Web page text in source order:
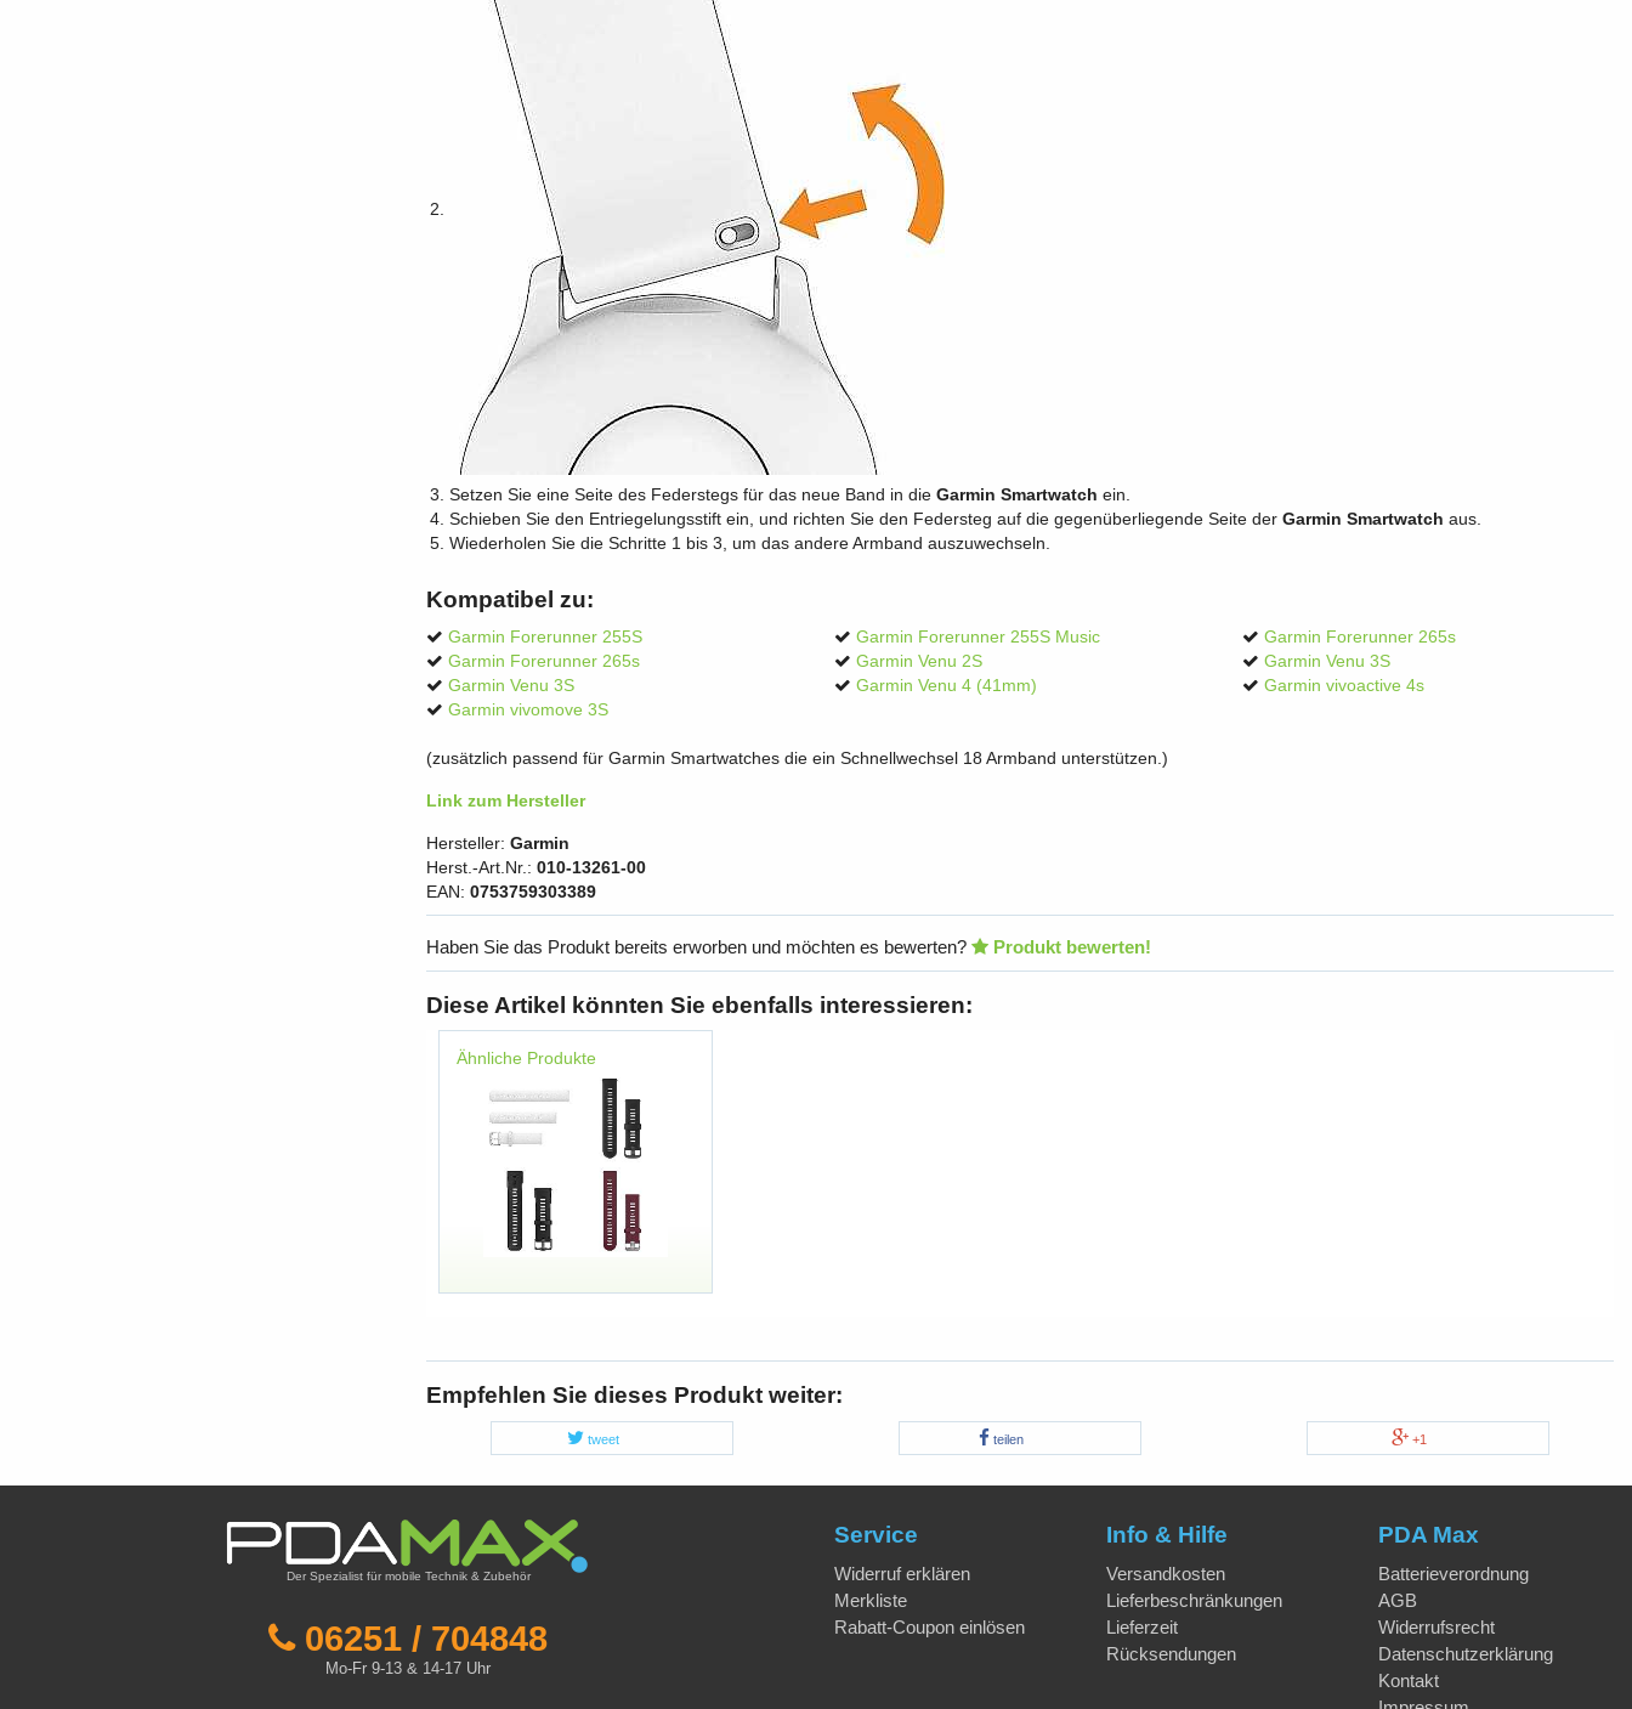
Setzen Sie eine Seite des Federstegs für das neue Band in die Garmin Smartwatch ein.
Schieben Sie den Entriegelungsstift ein, und richten Sie den Federsteg auf die gegenüberliegende Seite der Garmin Smartwatch aus.
Wiederholen Sie die Schritte 1 bis 3, um das andere Armband auszuwechseln.
Kompatibel zu:
Garmin Forerunner 255S Garmin Forerunner 255S Music
Garmin Forerunner 265s
Garmin Forerunner 265s
Garmin Venu 2S
Garmin Venu 3S
Garmin Venu 3S
Garmin Venu 4 (41mm)
Garmin vivoactive 4s
Garmin vivomove 3S
(zusätzlich passend für Garmin Smartwatches die ein Schnellwechsel 18 Armband unterstützen.)
Link zum Hersteller
Hersteller: Garmin
Herst.-Art.Nr.: 010-13261-00
EAN: 0753759303389
Haben Sie das Produkt bereits erworben und möchten es bewerten? Produkt bewerten!
Diese Artikel könnten Sie ebenfalls interessieren:
Ähnliche Produkte
Empfehlen Sie dieses Produkt weiter:
tweet teilen +1
Der Spezialist für mobile Technik & Zubehör
06251 / 704848
Mo-Fr 9-13 & 14-17 Uhr
Service
Widerruf erklären
Merkliste
Rabatt-Coupon einlösen
Info & Hilfe
Versandkosten
Lieferbeschränkungen
Lieferzeit
Rücksendungen
PDA Max
Batterieverordnung
AGB
Widerrufsrecht
Datenschutzerklärung
Kontakt